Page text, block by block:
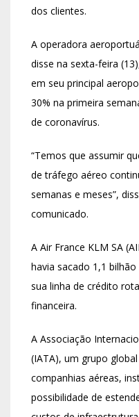
dos clientes.
A operadora
disse na sexta-feira
em seu principal
30% na primeira
de coronavírus.
“Temos que assumir
de tráfego aéreo
semanas e meses”,
comunicado.
A Air France KLM SA
havia sacado 1,1
sua linha de crédito
financeira.
A Associação
(IATA), um grupo
companhias aéreas,
possibilidade de